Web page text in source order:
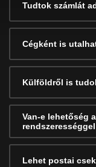
Tudtok számlát
Cégként is
Külföldről is
Van-e lehetőség
Lehet postai